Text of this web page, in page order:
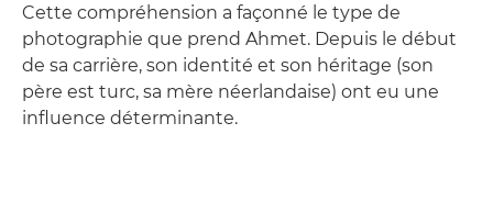
Cette compréhension a façonné le type de
photographie que prend Ahmet. Depuis le début
de sa carrière, son identité et son héritage (son
père est turc, sa mère néerlandaise) ont eu une
influence déterminante.